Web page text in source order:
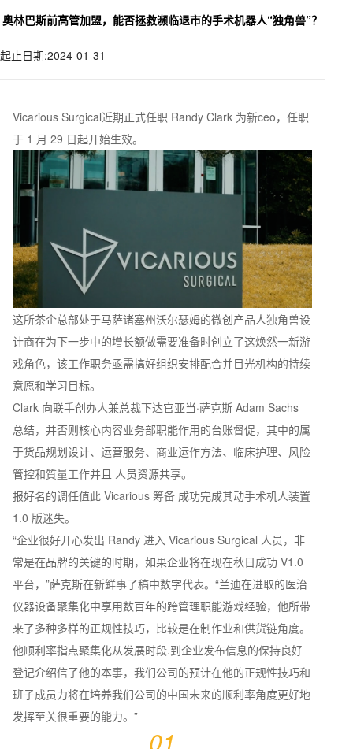
奥林巴斯前高管加盟，能否拯救濒临退市的手术机器人“独角兽”？
起止日期:2024-01-31
Vicarious Surgical近期正式任职 Randy Clark 为新ceo，任职
于 1 月 29 日起开始生效。
这所茶企总部处于马萨诸塞州沃尔瑟姆的微创产品人独角兽设
计商在为下一步中的增长额做需要准备时创立了这焕然一新游
戏角色，该工作职务亟需搞好组织安排配合并目光机构的持续
意愿和学习目标。
Clark 向联手创办人兼总裁下达官亚当·萨克斯 Adam Sachs
总结，并否则核心内容业务部职能作用的台账督促，其中的属
于货品规划设计、运营服务、商业运作方法、临床护理、风险
管控和質量工作并且 人员资源共享。
报好名的调任值此 Vicarious 筹备 成功完成其动手术机人装置
1.0 版迷失。
“企业很好开心发出 Randy 进入 Vicarious Surgical 人员，非
常是在品牌的关键的时期，如果企业将在现在秋日成功 V1.0
平台，”萨克斯在新鲜事了稿中数字代表。“兰迪在进取的医治
仪器设备聚集化中享用数百年的跨管理职能游戏经验，他所带
来了多种多样的正规性技巧，比较是在制作业和供货链角度。
他顺利率指点聚集化从发展时段.到企业发布信息的保持良好
登记介绍信了他的本事，我们公司的预计在他的正规性技巧和
班子成员力将在培养我们公司的中国未来的顺利率角度更好地
发挥至关很重要的能力。”
01